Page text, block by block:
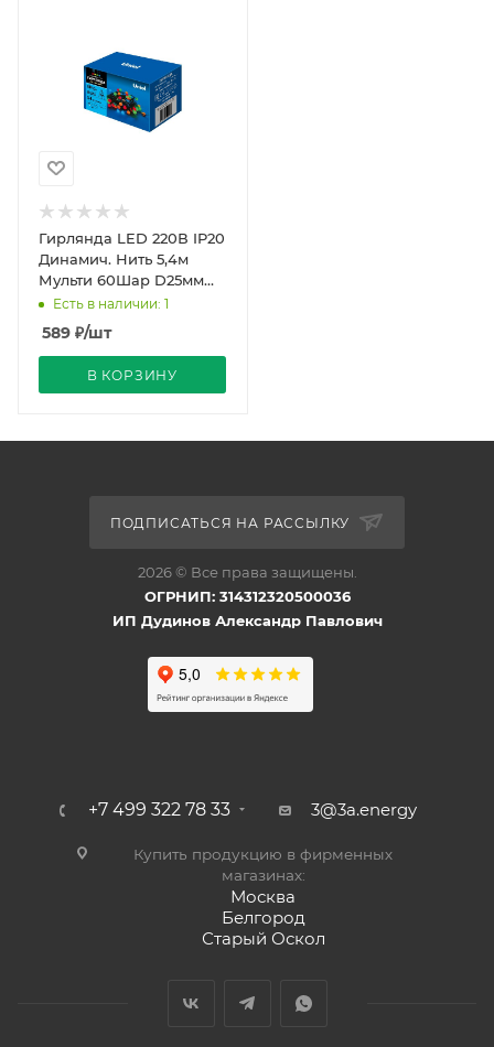
Гирлянда LED 220В IP20
Динамич. Нить 5,4м
Мульти 60Шар D25мм
провод Зеленый Uniel
Есть в наличии: 1
589 ₽/шт
В КОРЗИНУ
ПОДПИСАТЬСЯ НА РАССЫЛКУ
2026 © Все права защищены.
ОГРНИП: 314312320500036
ИП Дудинов Александр Павлович
+7 499 322 78 33 3@3a.energy
Купить продукцию в фирменных
магазинах:
Москва
Белгород
Старый Оскол